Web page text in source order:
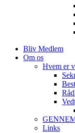
Bliv Medlem
Om os
Hvem er
Links